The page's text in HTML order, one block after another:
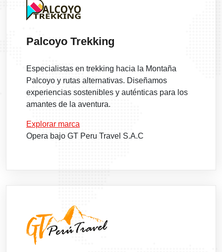
Palcoyo Trekking
Especialistas en trekking hacia la Montaña
Palcoyo y rutas alternativas. Diseñamos
experiencias sostenibles y auténticas para los
amantes de la aventura.
Explorar marca
Opera bajo GT Peru Travel S.A.C